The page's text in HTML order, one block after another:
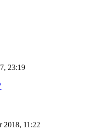
23:19
2018, 11:22